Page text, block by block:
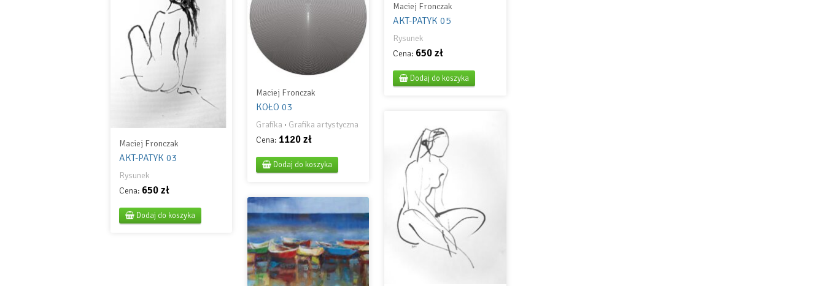
Maciej Fronczak
AKT-PATYK 05
Rysunek
Cena: 650 zł
Dodaj do koszyka
Maciej Fronczak
KOŁO 03
Grafika · Grafika artystyczna
Cena: 1120 zł
Dodaj do koszyka
Maciej Fronczak
AKT-PATYK 03
Rysunek
Cena: 650 zł
Dodaj do koszyka